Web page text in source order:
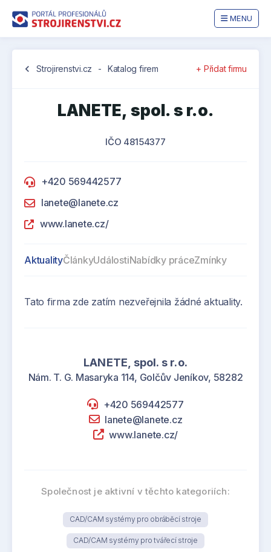
MENU
chevron_left Strojirenstvi.cz - Katalog firem + Přidat firmu
LANETE, spol. s r.o.
IČO 48154377
+420 569442577
lanete@lanete.cz
www.lanete.cz/
AktualityČlánkyUdálostiNabídky práceZmínky
Tato firma zde zatím nezveřejnila žádné aktuality.
LANETE, spol. s r.o.
Nám. T. G. Masaryka 114, Golčův Jeníkov, 58282
+420 569442577
lanete@lanete.cz
www.lanete.cz/
Společnost je aktivní v těchto kategoriích:
CAD/CAM systémy pro obráběcí stroje
CAD/CAM systémy pro tvářecí stroje